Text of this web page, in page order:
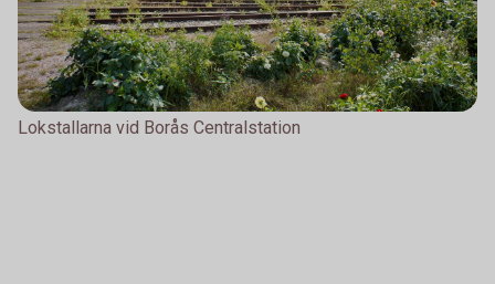
Lokstallarna vid Borås Centralstation